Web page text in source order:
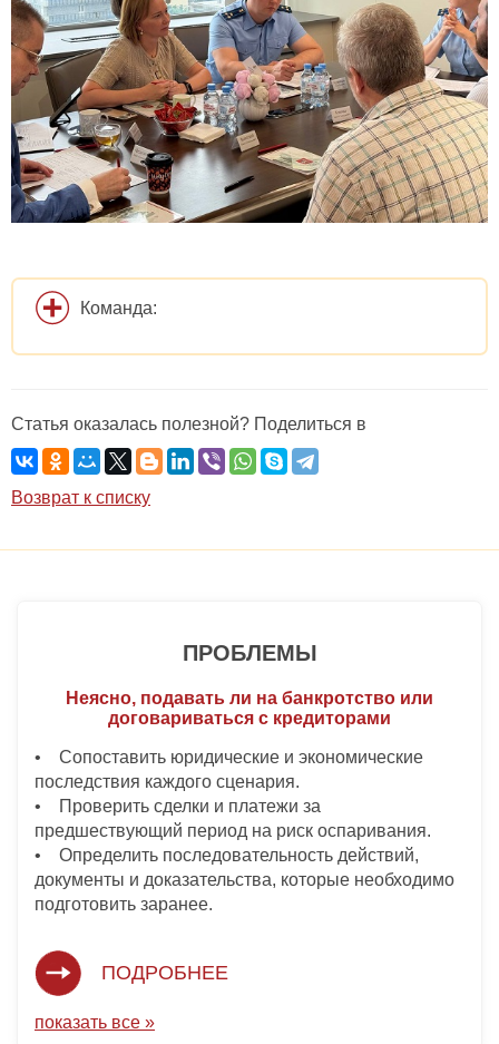
Команда:
Статья оказалась полезной? Поделиться в
Возврат к списку
ПРОБЛЕМЫ
Неясно, подавать ли на банкротство или
договариваться с кредиторами
• Сопоставить юридические и экономические
последствия каждого сценария.
• Проверить сделки и платежи за
предшествующий период на риск оспаривания.
• Определить последовательность действий,
документы и доказательства, которые необходимо
подготовить заранее.
ПОДРОБНЕЕ
показать все »